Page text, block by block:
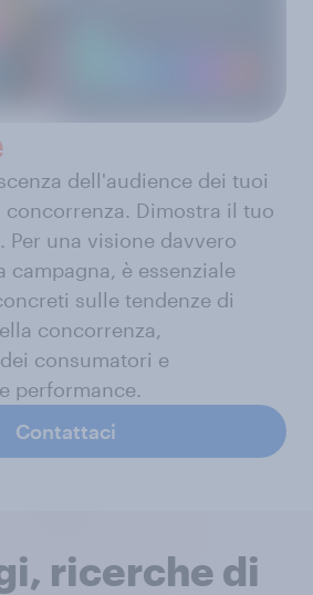
dell'audience dei tuoi
concorrenza. Dimostra il tuo
Per una visione davvero
campagna, è essenziale
sulle tendenze di
concorrenza,
consumatori e
performance.
Contattaci
ricerche di